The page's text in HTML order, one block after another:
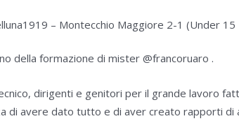
– Montecchio Maggiore 2-1 (Under 15
della formazione di mister @francoruaro .
dirigenti e genitori per il grande lavoro
di avere dato tutto e di aver creato rapporti di